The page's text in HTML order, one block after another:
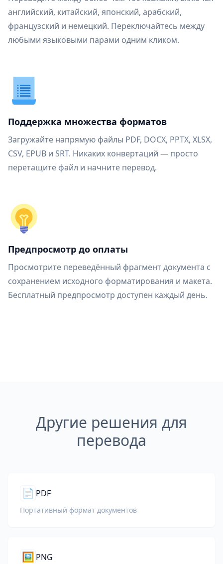
английский, китайский, японский, арабский,
французский и немецкий. Переключайтесь между
любыми языковыми парами одним кликом.
Поддержка множества форматов
Загружайте напрямую файлы PDF, DOCX, PPTX, XLSX,
CSV, EPUB и SRT. Никаких конвертаций — просто
перетащите файл и начните перевод.
Предпросмотр до оплаты
Просмотрите переведённый фрагмент документа с
сохранением исходного форматирования и макета.
Бесплатный предпросмотр доступен каждый день.
Другие решения для
перевода
📄 PDF
Портативный формат документов
🖼️ PNG